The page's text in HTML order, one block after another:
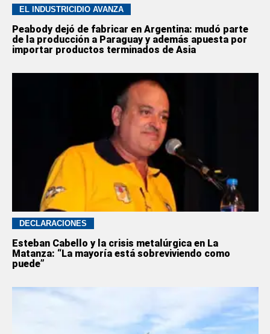
EL INDUSTRICIDIO AVANZA
Peabody dejó de fabricar en Argentina: mudó parte
de la producción a Paraguay y además apuesta por
importar productos terminados de Asia
DECLARACIONES
Esteban Cabello y la crisis metalúrgica en La
Matanza: “La mayoría está sobreviviendo como
puede”